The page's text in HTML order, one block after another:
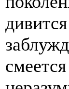
дивится